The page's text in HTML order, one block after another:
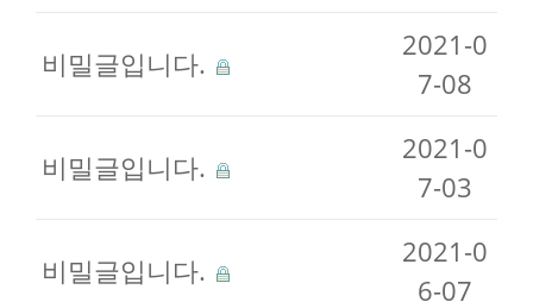
비밀글입니다.
2021-0
7-08
비밀글입니다.
2021-0
7-03
비밀글입니다.
2021-0
6-07